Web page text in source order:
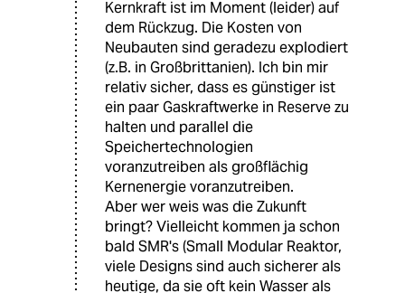
Kernkraft ist im Moment (leider) auf
dem Rückzug. Die Kosten von
Neubauten sind geradezu explodiert
(z.B. in Großbrittanien). Ich bin mir
relativ sicher, dass es günstiger ist
ein paar Gaskraftwerke in Reserve zu
halten und parallel die
Speichertechnologien
voranzutreiben als großflächig
Kernenergie voranzutreiben.
Aber wer weis was die Zukunft
bringt? Vielleicht kommen ja schon
bald SMR's (Small Modular Reaktor,
viele Designs sind auch sicherer als
heutige, da sie oft kein Wasser als